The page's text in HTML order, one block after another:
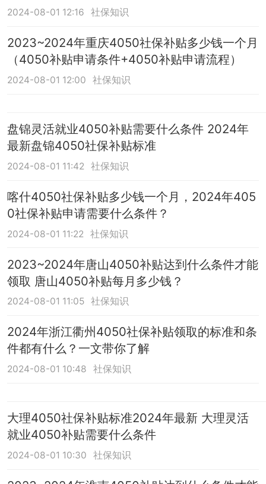
2024-08-01 12:16 社保知识
2023~2024年重庆4050社保补贴多少钱一个月
（4050补贴申请条件+4050补贴申请流程）
2024-08-01 12:00 社保知识
盘锦灵活就业4050补贴需要什么条件 2024年
最新盘锦4050社保补贴标准
2024-08-01 11:42 社保知识
喀什4050社保补贴多少钱一个月，2024年405
0社保补贴申请需要什么条件？
2024-08-01 11:22 社保知识
2023~2024年唐山4050补贴达到什么条件才能
领取 唐山4050补贴每月多少钱？
2024-08-01 11:05 社保知识
2024年浙江衢州4050社保补贴领取的标准和条
件都有什么？一文带你了解
2024-08-01 10:48 社保知识
大理4050社保补贴标准2024年最新 大理灵活
就业4050补贴需要什么条件
2024-08-01 10:30 社保知识